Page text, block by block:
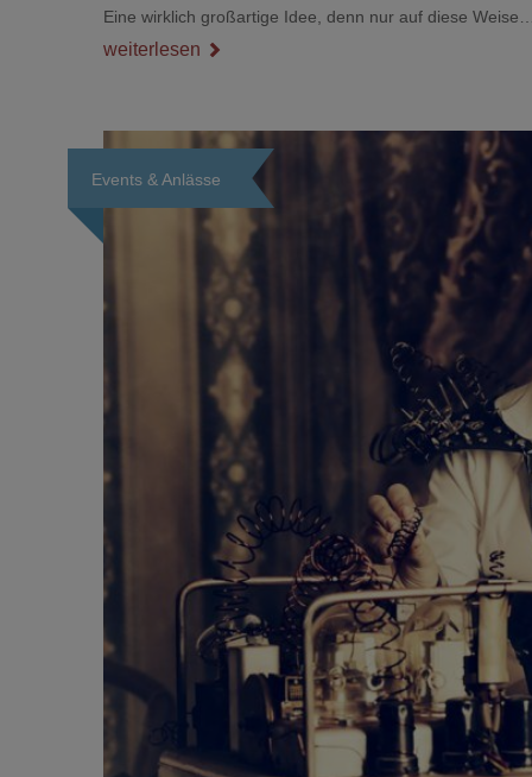
Eine wirklich großartige Idee, denn nur auf diese Weise
können Sie die Feier genau so gestalten, wie Sie es sich
weiterlesen
Events & Anlässe